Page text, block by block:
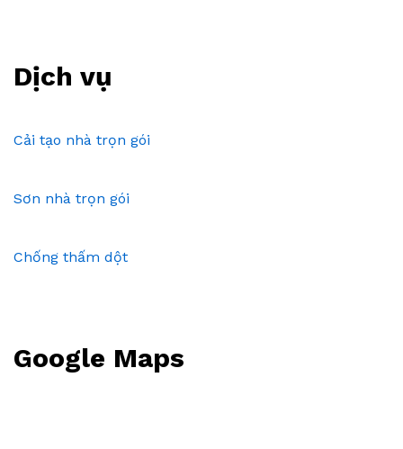
Dịch vụ
Cải tạo nhà trọn gói
Sơn nhà trọn gói
Chống thấm dột
Google Maps